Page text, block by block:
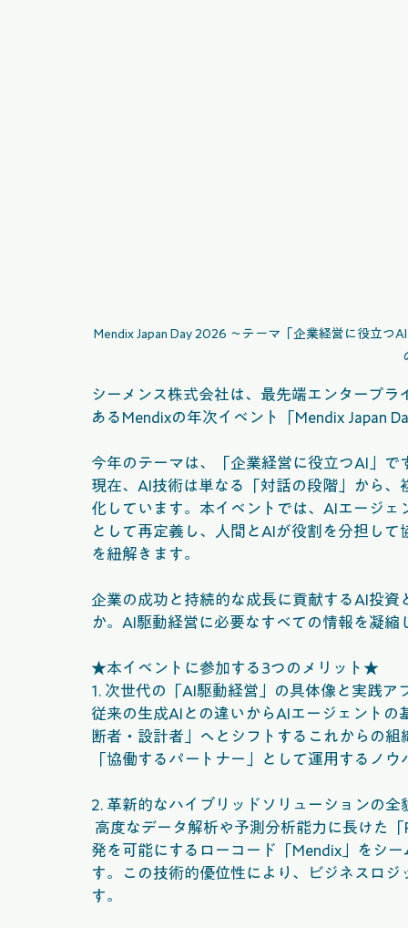
Mendix Japan Day 2026 ～テーマ「企業経営に役立つ
シーメンス株式会社は、最先端エンタープ
あるMendixの年次イベント「Mendix Japan
今年のテーマは、「企業経営に役立つAI」で
現在、AI技術は単なる「対話の段階」から
化しています。本イベントでは、AIエージ
として再定義し、人間とAIが役割を分担し
を紐解きます。
企業の成功と持続的な成長に貢献するAI投
か。AI駆動経営に必要なすべての情報を凝縮
★本イベントに参加する3つのメリット★
1. 次世代の「AI駆動経営」の具体像と実践ア
従来の生成AIとの違いからAIエージェント
断者・設計者」へとシフトするこれからの
「協働するパートナー」として運用するノ
2. 革新的なハイブリッドソリューションの
発を可能にするローコード「Mendix」をシ
す。この技術的優位性により、ビジネスロ
す。